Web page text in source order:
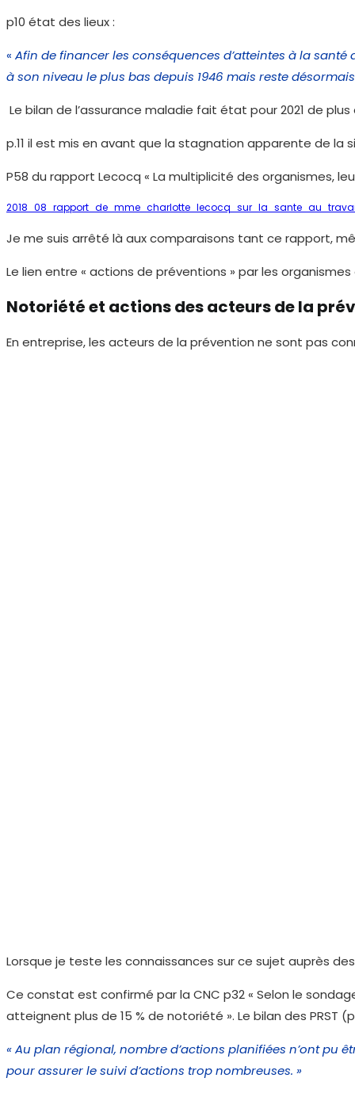
p10 état des lieux :
« Afin de financer les conséquences d’atteintes à la
à son niveau le plus bas depuis 1946 mais reste
Le bilan de l’assurance maladie fait état pour 2021 de
p.11 il est mis en avant que la stagnation apparente de
P58 du rapport Lecocq « La multiplicité des organismes,
Je me suis arrêté là aux comparaisons tant ce rapport,
Le lien entre « actions de préventions » par les
Notoriété et actions des acteurs de la
En entreprise, les acteurs de la prévention ne sont pas
Lorsque je teste les connaissances sur ce sujet auprès
Ce constat est confirmé par la CNC p32 « Selon le
atteignent plus de 15 % de notoriété ». Le bilan des PRST
« Au plan régional, nombre d’actions planifiées n’ont
pour assurer le suivi d’actions trop nombreuses. »